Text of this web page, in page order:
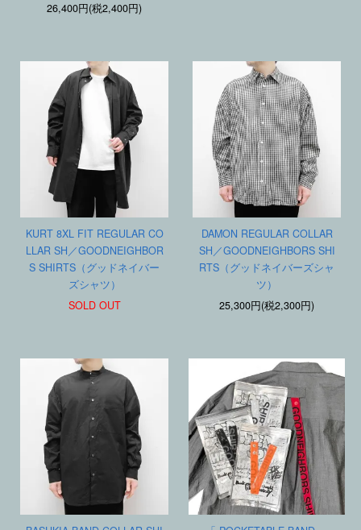
26,400円(税2,400円)
KURT 8XL FIT REGULAR CO
LLAR SH／GOODNEIGHBOR
S SHIRTS（グッドネイバー
ズシャツ）
SOLD OUT
DAMON REGULAR COLLAR
SH／GOODNEIGHBORS SHI
RTS（グッドネイバーズシャ
ツ）
25,300円(税2,300円)